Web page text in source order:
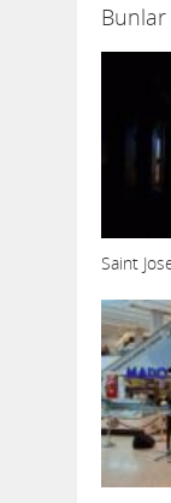
Bunlar
Saint